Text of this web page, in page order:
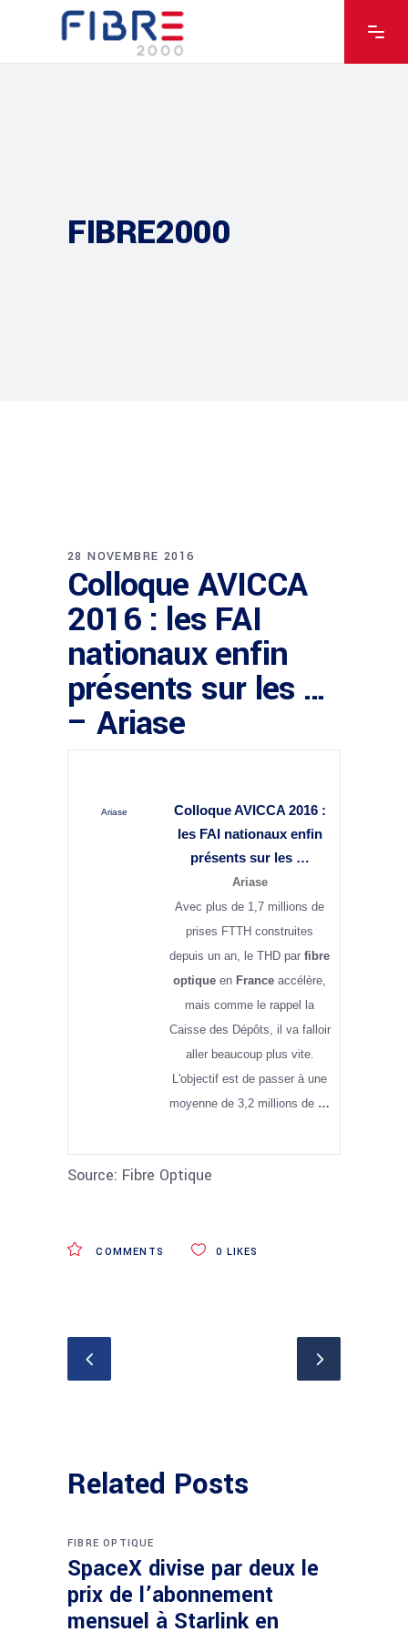
FIBRE2000
28 NOVEMBRE 2016
Colloque AVICCA
2016 : les FAI
nationaux enfin
présents sur les …
– Ariase
Ariase
Colloque AVICCA 2016 :
les FAI nationaux enfin
présents sur les …
Ariase
Avec plus de 1,7 millions de
prises FTTH construites
depuis un an, le THD par fibre
optique en France accélère,
mais comme le rappel la
Caisse des Dépôts, il va falloir
aller beaucoup plus vite.
L'objectif est de passer à une
moyenne de 3,2 millions de …
Source: Fibre Optique
COMMENTS 0 LIKES
Related Posts
FIBRE OPTIQUE
SpaceX divise par deux le
prix de l’abonnement
mensuel à Starlink en